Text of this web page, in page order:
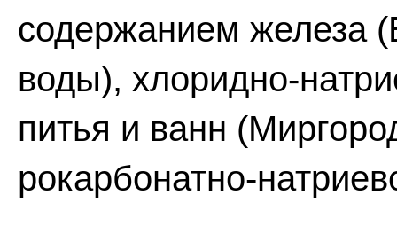
содержанием железа
воды), хлоридно-
питья и ванн
рокарбонатно-